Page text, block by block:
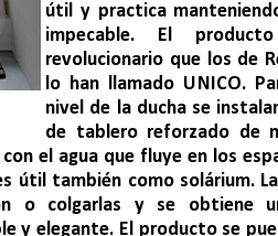
útil y practica
impecable. El
revolucionario que los de
lo han llamado UNICO.
nivel de la ducha se
de tablero reforzado de
el agua que fluye en los
útil también como solárium.
o colgarlas y se obtiene
y elegante. El producto se